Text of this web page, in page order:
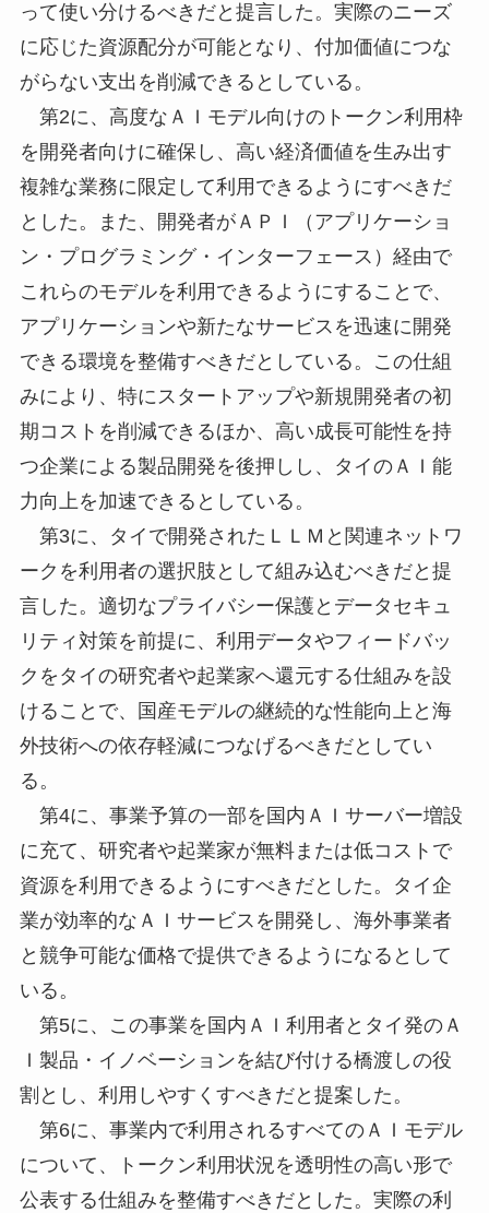
って使い分けるべきだと提言した。実際のニーズ
に応じた資源配分が可能となり、付加価値につな
がらない支出を削減できるとしている。
第2に、高度なＡＩモデル向けのトークン利用枠
を開発者向けに確保し、高い経済価値を生み出す
複雑な業務に限定して利用できるようにすべきだ
とした。また、開発者がＡＰＩ（アプリケーショ
ン・プログラミング・インターフェース）経由で
これらのモデルを利用できるようにすることで、
アプリケーションや新たなサービスを迅速に開発
できる環境を整備すべきだとしている。この仕組
みにより、特にスタートアップや新規開発者の初
期コストを削減できるほか、高い成長可能性を持
つ企業による製品開発を後押しし、タイのＡＩ能
力向上を加速できるとしている。
第3に、タイで開発されたＬＬＭと関連ネットワ
ークを利用者の選択肢として組み込むべきだと提
言した。適切なプライバシー保護とデータセキュ
リティ対策を前提に、利用データやフィードバッ
クをタイの研究者や起業家へ還元する仕組みを設
けることで、国産モデルの継続的な性能向上と海
外技術への依存軽減につなげるべきだとしてい
る。
第4に、事業予算の一部を国内ＡＩサーバー増設
に充て、研究者や起業家が無料または低コストで
資源を利用できるようにすべきだとした。タイ企
業が効率的なＡＩサービスを開発し、海外事業者
と競争可能な価格で提供できるようになるとして
いる。
第5に、この事業を国内ＡＩ利用者とタイ発のＡ
Ｉ製品・イノベーションを結び付ける橋渡しの役
割とし、利用しやすくすべきだと提案した。
第6に、事業内で利用されるすべてのＡＩモデル
について、トークン利用状況を透明性の高い形で
公表する仕組みを整備すべきだとした。実際の利